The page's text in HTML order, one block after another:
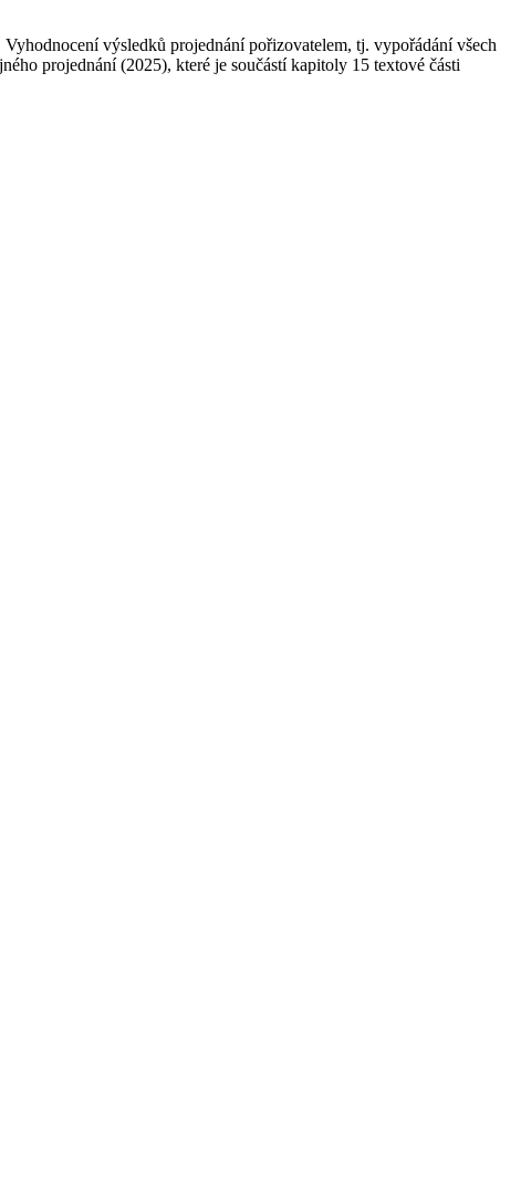
Vyhodnocení výsledků projednání pořizovatelem, tj. vypořádání všech
projednání (2025), které je součástí kapitoly 15 textové části